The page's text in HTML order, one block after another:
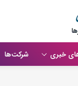
خبری شرکت‌ها